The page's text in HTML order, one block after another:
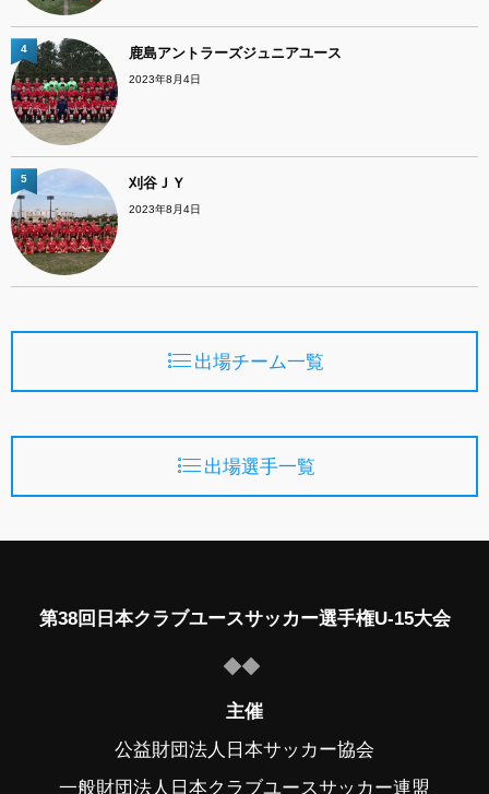
鹿島アントラーズジュニアユース
2023年8月4日
4
刈谷ＪＹ
2023年8月4日
5
出場チーム一覧
出場選手一覧
第38回日本クラブユースサッカー選手権U-15大会
主催
公益財団法人日本サッカー協会
一般財団法人日本クラブユースサッカー連盟